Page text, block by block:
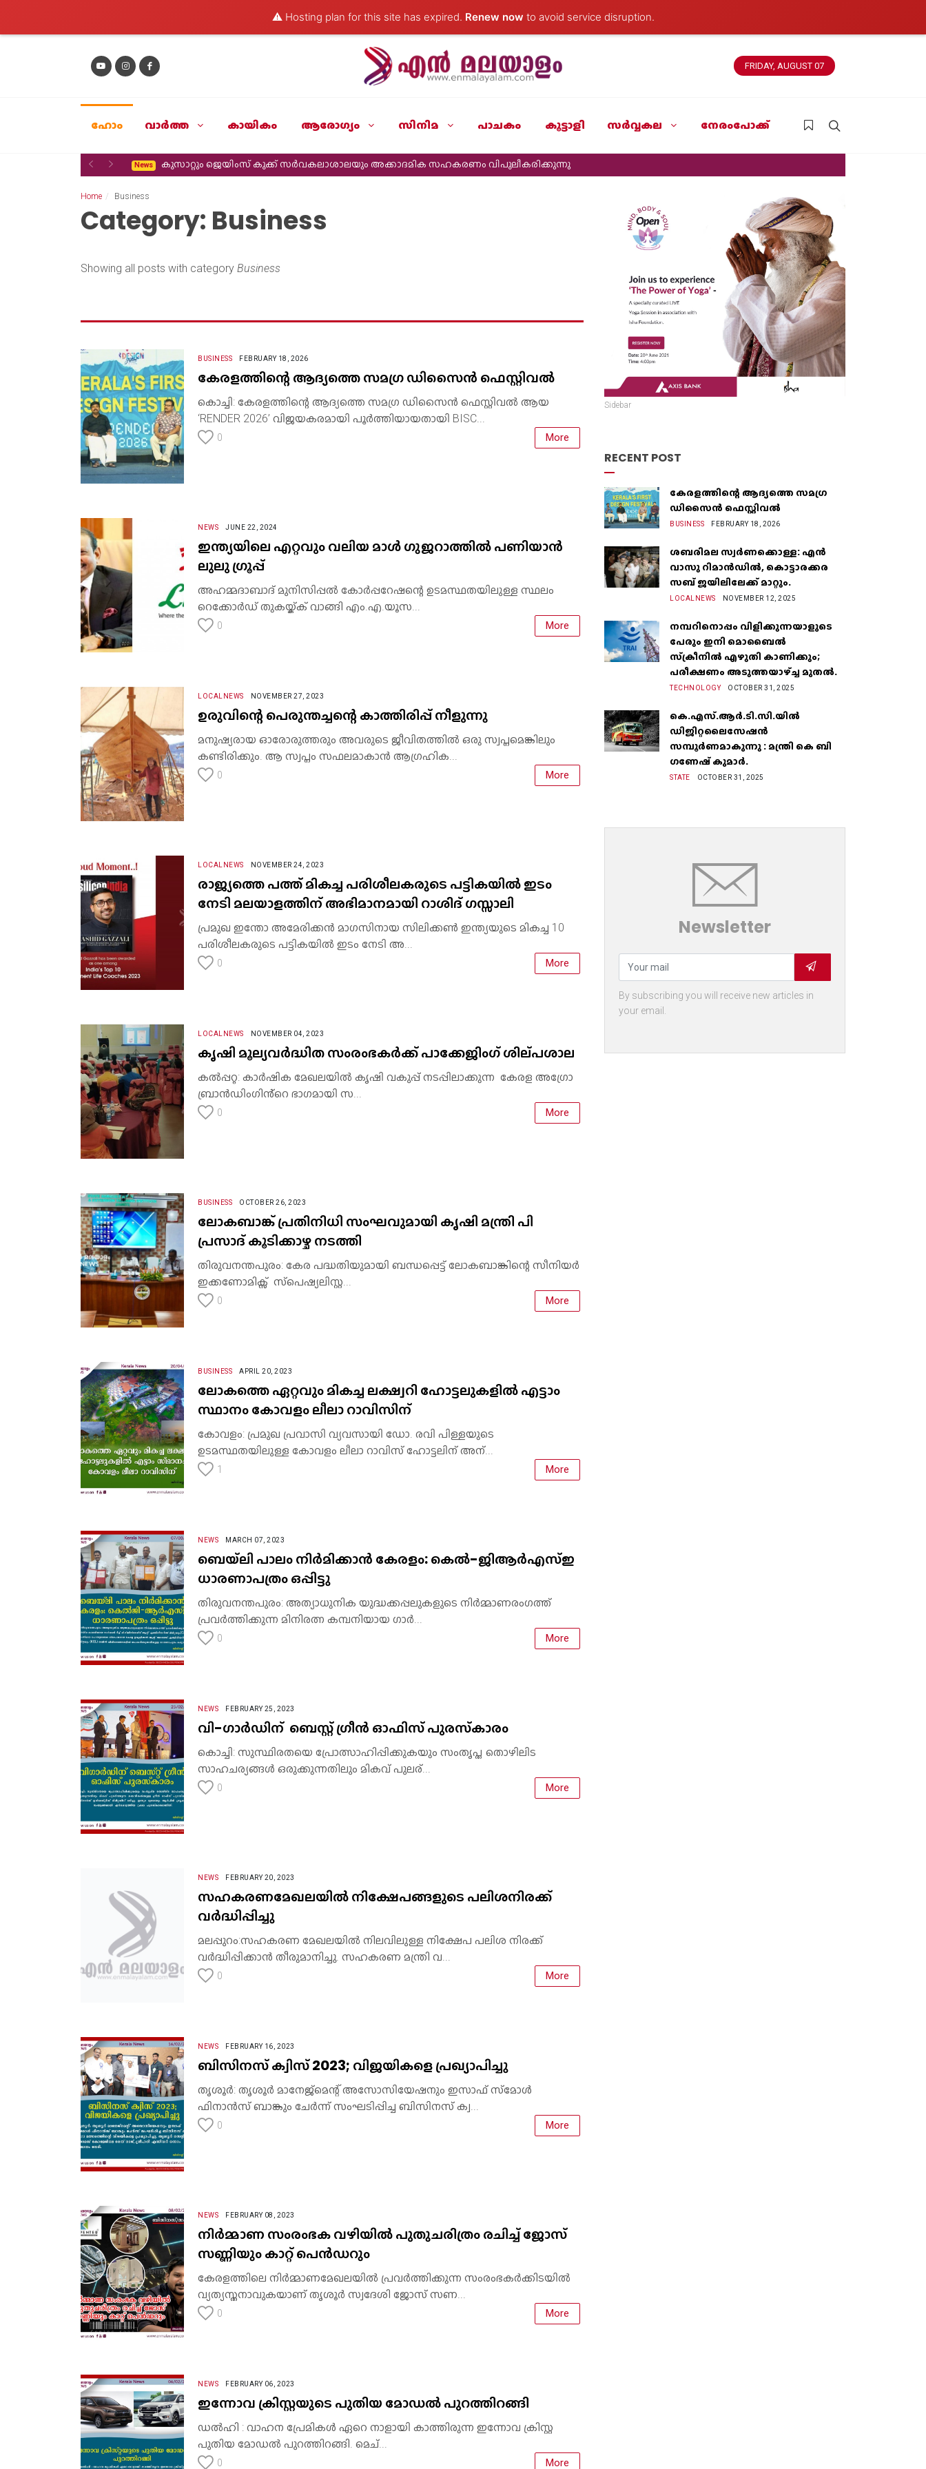
⚠️ Hosting plan for this site has expired. Renew now to avoid service disruption.
FRIDAY, AUGUST 07
ഹോം വാര്‍ത്ത കായികം ആരോഗ്യം സിനിമ പാചകം കൂട്ടാളി സർവ്വകല നേരംപോക്ക്
Previous
NextNews കുസാറ്റും ജെയിംസ് കുക്ക് സർവകലാശാലയും അക്കാദമിക സഹകരണം വിപുലീകരിക്കുന്നു
Home Business
Category: Business
Showing all posts with category Business
BUSINESS FEBRUARY 18, 2026
കേരളത്തിന്റെ ആദ്യത്തെ സമഗ്ര ഡിസൈൻ ഫെസ്റ്റിവൽ
കൊച്ചി: കേരളത്തിന്റെ ആദ്യത്തെ സമഗ്ര ഡിസൈൻ ഫെസ്റ്റിവൽ ആയ
‘RENDER 2026’ വിജയകരമായി പൂർത്തിയായതായി BISC...
0 More
NEWS JUNE 22, 2024
ഇന്ത്യയിലെ എറ്റവും വലിയ മാള്‍ ഗുജറാത്തില്‍ പണിയാന്‍
ലുലു ഗ്രൂപ്പ്
‌അഹമ്മദാബാദ് മുനിസിപ്പല്‍ കോര്‍പ്പറേഷന്റെ ഉടമസ്ഥതയിലുള്ള സ്ഥലം
റെക്കോര്‍ഡ് തുകയ്ക്ക് വാങ്ങി എം.എ.യൂസ...
0 More
LOCALNEWS NOVEMBER 27, 2023
ഉരുവിന്റെ പെരുന്തച്ചന്റെ കാത്തിരിപ്പ് നീളുന്നു
മനുഷ്യരായ ഓരോരുത്തരും അവരുടെ ജീവിതത്തിൽ ഒരു സ്വപ്നമെങ്കിലും
കണ്ടിരിക്കും. ആ സ്വപ്നം സഫലമാകാൻ ആഗ്രഹിക...
0 More
LOCALNEWS NOVEMBER 24, 2023
രാജ്യത്തെ പത്ത് മികച്ച പരിശീലകരുടെ പട്ടികയില്‍ ഇടം
നേടി മലയാളത്തിന് അഭിമാനമായി റാശിദ് ഗസ്സാലി
പ്രമുഖ ഇന്തോ അമേരിക്കന്‍ മാഗസിനായ സിലിക്കണ്‍ ഇന്ത്യയുടെ മികച്ച 10
പരിശീലകരുടെ പട്ടികയില്‍ ഇടം നേടി അ...
0 More
LOCALNEWS NOVEMBER 04, 2023
കൃഷി മൂല്യവർദ്ധിത സംരംഭകർക്ക് പാക്കേജിംഗ് ശില്‌പശാല
കൽപ്പറ്റ: കാർഷിക മേഖലയിൽ കൃഷി വകുപ്പ് നടപ്പിലാക്കുന്ന കേരള അഗ്രോ
ബ്രാൻഡിംഗിൻ്റെ ഭാഗമായി സ...
0 More
BUSINESS OCTOBER 26, 2023
ലോകബാങ്ക് പ്രതിനിധി സംഘവുമായി കൃഷി മന്ത്രി പി
പ്രസാദ് കൂടിക്കാഴ്ച നടത്തി
തിരുവനന്തപുരം: കേര പദ്ധതിയുമായി ബന്ധപ്പെട്ട് ലോകബാങ്കിന്റെ സീനിയർ
ഇക്കണോമിക്സ് സ്‌പെഷ്യലിസ്റ്റ...
0 More
BUSINESS APRIL 20, 2023
ലോകത്തെ ഏറ്റവും മികച്ച ലക്ഷ്വറി ഹോട്ടലുകളിൽ എട്ടാം
സ്ഥാനം കോവളം ലീലാ റാവിസിന്
കോവളം: പ്രമുഖ പ്രവാസി വ്യവസായി ഡോ. രവി പിള്ളയുടെ
ഉടമസ്ഥതയിലുള്ള കോവളം ലീലാ റാവിസ് ഹോട്ടലിന് അന്...
1 More
NEWS MARCH 07, 2023
ബെയ്ലി പാലം നിർമിക്കാൻ കേരളം: കെൽ-ജിആർഎസ്ഇ
ധാരണാപത്രം ഒപ്പിട്ടു
തിരുവനന്തപുരം: അത്യാധുനിക യുദ്ധക്കപ്പലുകളുടെ നിർമ്മാണരംഗത്ത്
പ്രവർത്തിക്കുന്ന മിനിരത്ന കമ്പനിയായ ഗാർ...
0 More
NEWS FEBRUARY 25, 2023
വി-ഗാര്‍ഡിന് ബെസ്റ്റ് ഗ്രീൻ ഓഫിസ് പുരസ്‌കാരം
കൊച്ചി: സുസ്ഥിരതയെ പ്രോത്സാഹിപ്പിക്കുകയും സംതൃപ്ത തൊഴിലിട
സാഹചര്യങ്ങള്‍ ഒരുക്കുന്നതിലും മികവ് പുലര്...
0 More
NEWS FEBRUARY 20, 2023
സഹകരണമേഖലയിൽ നിക്ഷേപങ്ങളുടെ പലിശനിരക്ക്
വർദ്ധിപ്പിച്ചു
മലപ്പുറം:സഹകരണ മേഖലയിൽ നിലവിലുള്ള നിക്ഷേപ പലിശ നിരക്ക്
വർദ്ധിപ്പിക്കാൻ തീരുമാനിച്ചു. സഹകരണ മന്ത്രി വ...
0 More
NEWS FEBRUARY 16, 2023
ബിസിനസ് ക്വിസ് 2023; വിജയികളെ പ്രഖ്യാപിച്ചു
തൃശൂർ: തൃശൂർ മാനേജ്‌മെന്റ് അസോസിയേഷനും ഇസാഫ് സ്‌മോൾ
ഫിനാൻസ് ബാങ്കും ചേർന്ന് സംഘടിപ്പിച്ച ബിസിനസ് ക്വ...
0 More
NEWS FEBRUARY 08, 2023
നിർമ്മാണ സംരംഭക വഴിയിൽ പുതുചരിത്രം രചിച്ച് ജോസ്
സണ്ണിയും കാറ്റ് പെൻഡറും
കേരളത്തിലെ നിർമ്മാണമേഖലയിൽ പ്രവർത്തിക്കുന്ന സംരംഭകർക്കിടയിൽ
വ്യത്യസ്തനാവുകയാണ് തൃശൂർ സ്വദേശി ജോസ് സണ...
0 More
NEWS FEBRUARY 06, 2023
ഇന്നോവ ക്രിസ്റ്റയുടെ പുതിയ മോഡൽ പുറത്തിറങ്ങി
ഡൽഹി : വാഹന പ്രേമികൾ ഏറെ നാളായി കാത്തിരുന്ന ഇന്നോവ ക്രിസ്റ്റ
പുതിയ മോഡൽ പുറത്തിറങ്ങി. മെച്...
0 More
Sidebar
RECENT POST
കേരളത്തിന്റെ ആദ്യത്തെ സമഗ്ര
ഡിസൈൻ ഫെസ്റ്റിവൽ
BUSINESS FEBRUARY 18, 2026
ശബരിമല സ്വർണക്കൊള്ള: എൻ
വാസു റിമാൻഡിൽ, കൊട്ടാരക്കര
സബ് ജയിലിലേക്ക് മാറ്റും.
LOCALNEWS NOVEMBER 12, 2025
നമ്പറിനൊപ്പം വിളിക്കുന്നയാളുടെ
പേരും ഇനി മൊബൈൽ
സ്‌ക്രീനില്‍ എഴുതി കാണിക്കും;
പരീക്ഷണം അടുത്തയാഴ്‌ച്ച മുതല്‍.
TECHNOLOGY OCTOBER 31, 2025
കെ.എസ്.ആർ.ടി.സി.യിൽ
ഡിജിറ്റലൈസേഷൻ
സമ്പൂർണമാകുന്നു : മന്ത്രി കെ ബി
ഗണേഷ് കുമാർ.
STATE OCTOBER 31, 2025
Newsletter
By subscribing you will receive new articles in
your email.